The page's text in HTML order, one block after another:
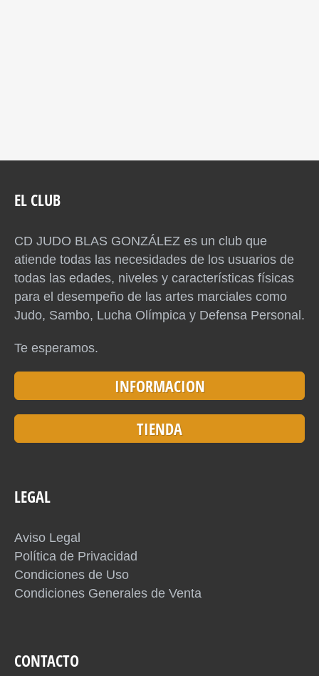
EL CLUB
CD JUDO BLAS GONZÁLEZ es un club que
atiende todas las necesidades de los usuarios de
todas las edades, niveles y características físicas
para el desempeño de las artes marciales como
Judo, Sambo, Lucha Olímpica y Defensa Personal.
Te esperamos.
INFORMACION
TIENDA
LEGAL
Aviso Legal
Política de Privacidad
Condiciones de Uso
Condiciones Generales de Venta
CONTACTO